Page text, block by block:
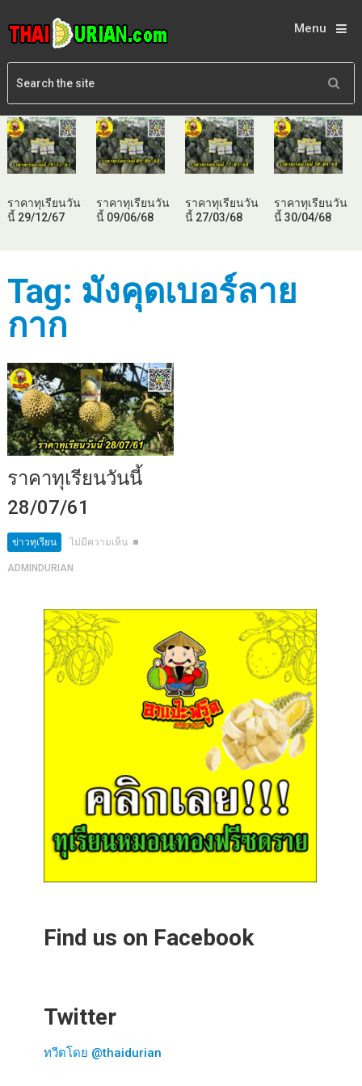
Menu
ราคาทุเรียนวัน
นี้ 29/12/67
ราคาทุเรียนวัน
นี้ 09/06/68
ราคาทุเรียนวัน
นี้ 27/03/68
ราคาทุเรียนวัน
นี้ 30/04/68
Tag: มังคุดเบอร์ลาย
กาก
ราคาทุเรียนวันนี้
28/07/61
ข่าวทุเรียน ไม่มีความเห็น
ADMINDURIAN
Find us on Facebook
Twitter
ทวีตโดย @thaidurian